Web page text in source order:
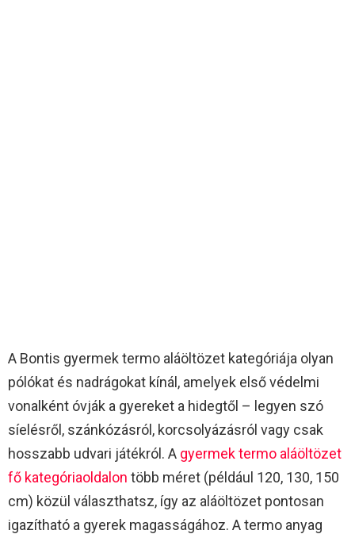
A Bontis gyermek termo aláöltözet kategóriája olyan
pólókat és nadrágokat kínál, amelyek első védelmi
vonalként óvják a gyereket a hidegtől – legyen szó
síelésről, szánkózásról, korcsolyázásról vagy csak
hosszabb udvari játékról. A gyermek termo aláöltözet
fő kategóriaoldalon több méret (például 120, 130, 150
cm) közül választhatsz, így az aláöltözet pontosan
igazítható a gyerek magasságához. A termo anyag